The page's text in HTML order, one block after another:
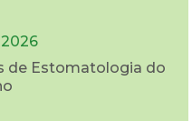
de Estomatologia do